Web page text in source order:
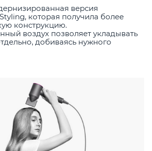
версия
которая получила более
конструкцию.
воздух позволяет укладывать
добиваясь нужного